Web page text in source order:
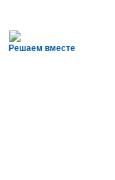
Решаем вместе